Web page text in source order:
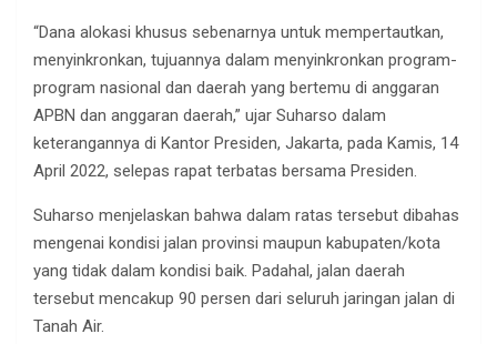
“Dana alokasi khusus sebenarnya untuk mempertautkan,
menyinkronkan, tujuannya dalam menyinkronkan program-
program nasional dan daerah yang bertemu di anggaran
APBN dan anggaran daerah,” ujar Suharso dalam
keterangannya di Kantor Presiden, Jakarta, pada Kamis, 14
April 2022, selepas rapat terbatas bersama Presiden.
Suharso menjelaskan bahwa dalam ratas tersebut dibahas
mengenai kondisi jalan provinsi maupun kabupaten/kota
yang tidak dalam kondisi baik. Padahal, jalan daerah
tersebut mencakup 90 persen dari seluruh jaringan jalan di
Tanah Air.